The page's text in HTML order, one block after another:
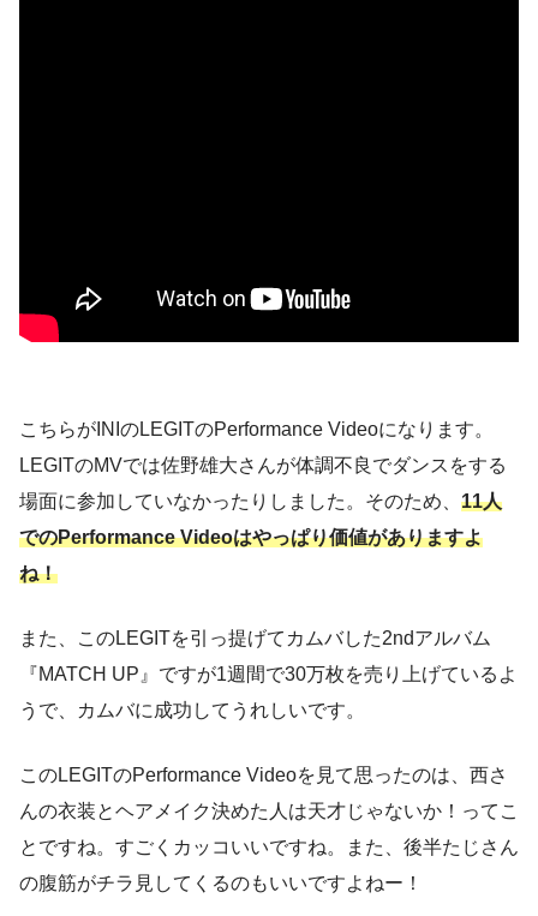
こちらがINIのLEGITのPerformance Videoになります。
LEGITのMVでは佐野雄大さんが体調不良でダンスをする
場面に参加していなかったりしました。そのため、 11人
でのPerformance Videoはやっぱり価値がありますよ
ね！
また、このLEGITを引っ提げてカムバした2ndアルバム
『MATCH UP』ですが1週間で30万枚を売り上げているよ
うで、カムバに成功してうれしいです。
このLEGITのPerformance Videoを見て思ったのは、西さ
んの衣装とヘアメイク決めた人は天才じゃないか！ってこ
とですね。すごくカッコいいですね。また、後半たじさん
の腹筋がチラ見してくるのもいいですよねー！